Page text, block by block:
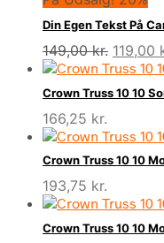
Din Egen Tekst På
149,00kr. Den
pris
var:
119,00
Crown Truss 10 10
166,25 kr.
Crown Truss 10 10
193,75 kr.
Crown Truss 10 10